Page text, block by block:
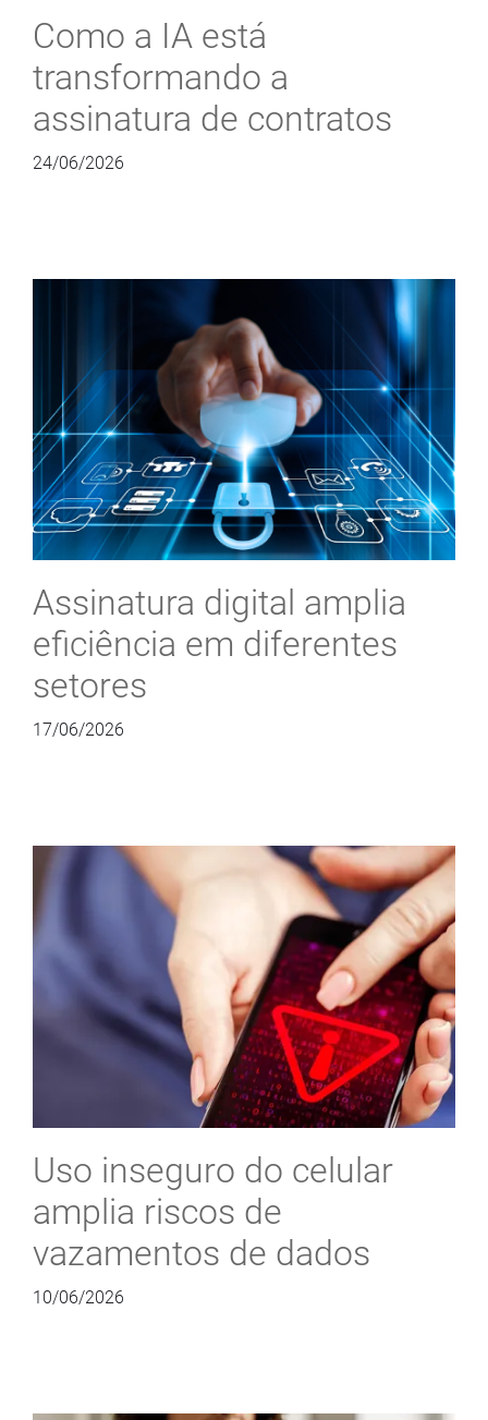
Como a IA está
transformando a
assinatura de contratos
24/06/2026
Assinatura digital amplia
eficiência em diferentes
setores
17/06/2026
Uso inseguro do celular
amplia riscos de
vazamentos de dados
10/06/2026